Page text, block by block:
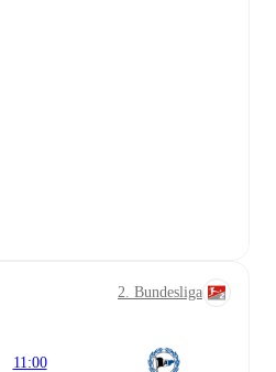
2. Bundesliga
11:00